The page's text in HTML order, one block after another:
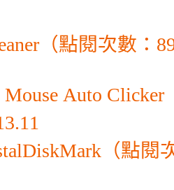
（點閱次數：
Mouse Auto
（點閱